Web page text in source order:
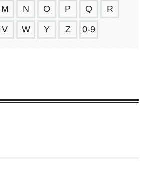
M N O P Q R
V W Y Z 0-9